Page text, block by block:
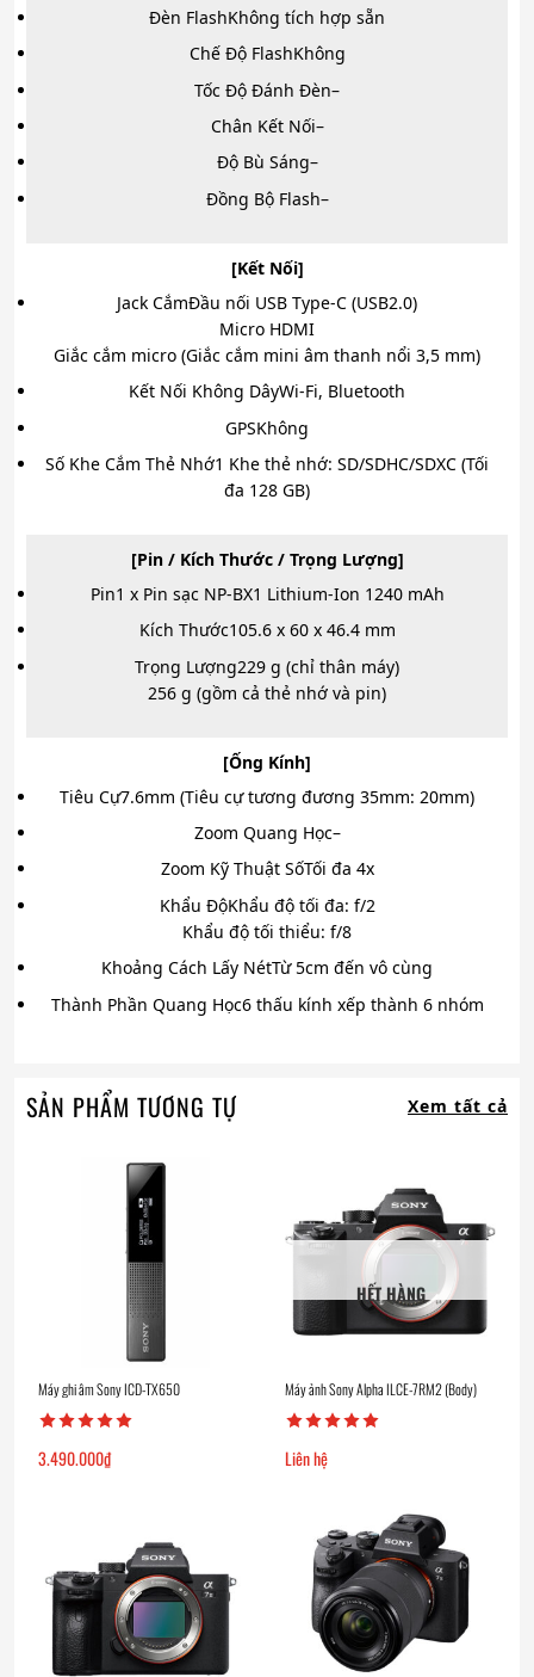
Đèn FlashKhông tích hợp sẵn
Chế Độ FlashKhông
Tốc Độ Đánh Đèn–
Chân Kết Nối–
Độ Bù Sáng–
Đồng Bộ Flash–
[Kết Nối]
Jack CắmĐầu nối USB Type-C (USB2.0)
Micro HDMI
Giắc cắm micro (Giắc cắm mini âm thanh nổi 3,5 mm)
Kết Nối Không DâyWi-Fi, Bluetooth
GPSKhông
Số Khe Cắm Thẻ Nhớ1 Khe thẻ nhớ: SD/SDHC/SDXC (Tối
đa 128 GB)
[Pin / Kích Thước / Trọng Lượng]
Pin1 x Pin sạc NP-BX1 Lithium-Ion 1240 mAh
Kích Thước105.6 x 60 x 46.4 mm
Trọng Lượng229 g (chỉ thân máy)
256 g (gồm cả thẻ nhớ và pin)
[Ống Kính]
Tiêu Cự7.6mm (Tiêu cự tương đương 35mm: 20mm)
Zoom Quang Học–
Zoom Kỹ Thuật SốTối đa 4x
Khẩu ĐộKhẩu độ tối đa: f/2
Khẩu độ tối thiểu: f/8
Khoảng Cách Lấy NétTừ 5cm đến vô cùng
Thành Phần Quang Học6 thấu kính xếp thành 6 nhóm
SẢN PHẨM TƯƠNG TỰ Xem tất cả
Máy ghi âm Sony ICD-TX650
3.490.000₫
HẾT HÀNG
Máy ảnh Sony Alpha ILCE-7RM2 (Body)
Liên hệ